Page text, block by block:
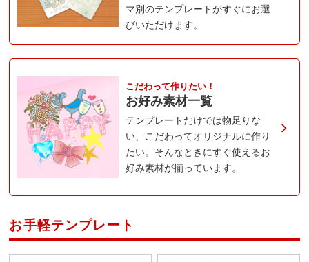
マ別のテンプレートがすぐにお選
びいただけます。
こだわって作りたい！
お好み素材一覧
テンプレートだけでは物足りな
い、こだわってオリジナルに作り
たい。そんなときにすぐ使えるお
好み素材が揃っています。
お手軽テンプレート